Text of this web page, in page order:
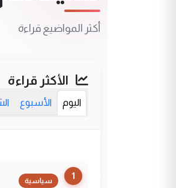
أكثر المواضيع قراءة
الأكثر قراءة
اليوم الأسبوع
1
سياسية